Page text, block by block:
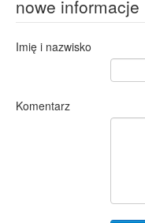
Cegielnia
Górki
Skotniki
nowe informacje
Imię i nazwisko
Komentarz